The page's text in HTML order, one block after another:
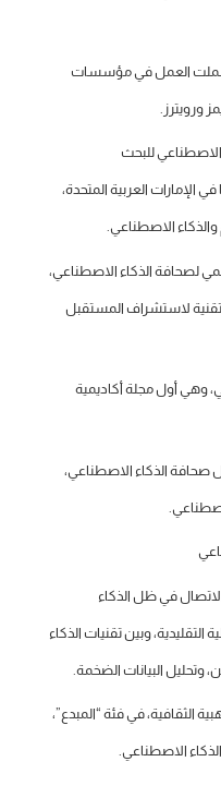
شملت العمل في مؤسسات
للبحث
العربية المتحدة،
والذكاء الاصطناعي.
لصحافة الذكاء الاصطناعي،
لاستشراف المستقبل
وهي أول مجلة أكاديمية
صحافة الذكاء الاصطناعي،
في ظل الذكاء
التقليدية، وبين تقنيات الذكاء
وتحليل البيانات الضخمة.
الثقافية، في فئة “المبدع”،
الاصطناعي.